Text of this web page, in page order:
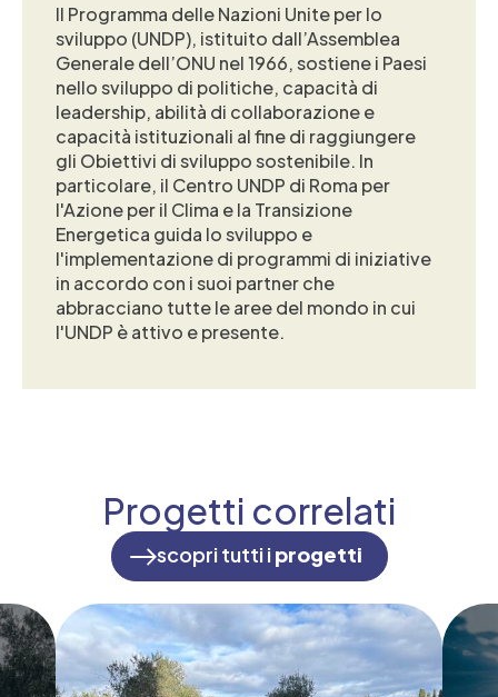
Il Programma delle Nazioni Unite per lo
sviluppo (UNDP), istituito dall’Assemblea
Generale dell’ONU nel 1966, sostiene i Paesi
nello sviluppo di politiche, capacità di
leadership, abilità di collaborazione e
capacità istituzionali al fine di raggiungere
gli Obiettivi di sviluppo sostenibile. In
particolare, il Centro UNDP di Roma per
l'Azione per il Clima e la Transizione
Energetica guida lo sviluppo e
l'implementazione di programmi di iniziative
in accordo con i suoi partner che
abbracciano tutte le aree del mondo in cui
l'UNDP è attivo e presente.
Progetti correlati
scopri tutti i progetti